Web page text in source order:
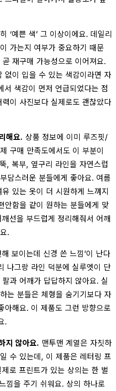
‘예쁜 색’ 그 이상이에요. 데일리
가는지 여부가 중요하기 때문
재구매 가능성으로 이어져요.
없이 입을 수 있는 색감이라면 자
색감이 먼저 언급되었다는 점
이 사진보다 실제로도 괜찮았다
해요. 상품 정보에 이미 루즈핏/
구매 만족도에서도 이 부분이
, 복부, 옆구리 라인을 자연스럽
담스러운 분들에게 좋아요. 여름
있는 옷이 더 시원하게 느껴지
안함을 같이 원하는 분들에게 맞
선을 부드럽게 정리해줘서 어깨
.
보이는데 신경 쓴 느낌’이 난다
나그랑 라인 덕분에 실루엣이 단
과 어깨가 답답하지 않아요. 실
는 분들은 체형을 숨기기보다 자
아해요. 이 제품도 그런 방향으로
.
지 않아요. 맨투맨 계열은 자칫하
수 있는데, 이 제품은 레터링 프
로 프린트가 있는 상의는 한 벌
낌을 주기 쉬워요. 상의 하나로